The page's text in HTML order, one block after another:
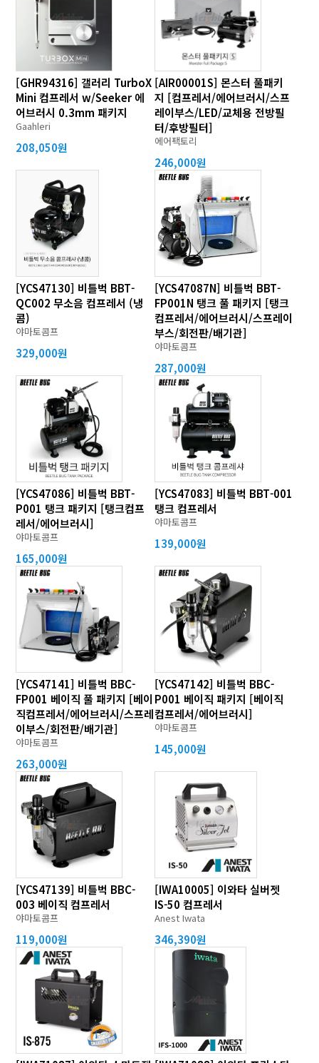
[GHR94316] 갤러리 TurboX
Mini 컴프레서 w/Seeker 에
어브러시 0.3mm 패키지
Gaahleri
208,050원
[AIR00001S] 몬스터 풀패키
지 [컴프레서/에어브러시/스프
레이부스/LED/교체용 전방필
터/후방필터]
에어팩토리
246,000원
[YCS47130] 비틀벅 BBT-
QC002 무소음 컴프레서 (냉
콤)
야마토콤프
329,000원
[YCS47087N] 비틀벅 BBT-
FP001N 탱크 풀 패키지 [탱크
컴프레서/에어브러시/스프레이
부스/회전판/배기관]
야마토콤프
287,000원
[YCS47086] 비틀벅 BBT-
P001 탱크 패키지 [탱크컴프
레서/에어브러시]
야마토콤프
165,000원
[YCS47083] 비틀벅 BBT-001
탱크 컴프레서
야마토콤프
139,000원
[YCS47141] 비틀벅 BBC-
FP001 베이직 풀 패키지 [베이
직컴프레서/에어브러시/스프레
이부스/회전판/배기관]
야마토콤프
263,000원
[YCS47142] 비틀벅 BBC-
P001 베이직 패키지 [베이직
컴프레서/에어브러시]
야마토콤프
145,000원
[YCS47139] 비틀벅 BBC-
003 베이직 컴프레서
야마토콤프
119,000원
[IWA10005] 이와타 실버젯
IS-50 컴프레서
Anest Iwata
346,390원